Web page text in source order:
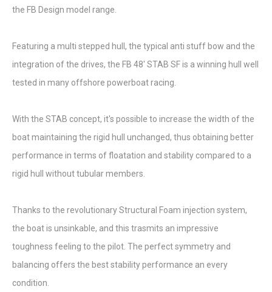
the FB Design model range.
Featuring a multi stepped hull, the typical anti stuff bow and the
integration of the drives, the FB 48' STAB SF is a winning hull well
tested in many offshore powerboat racing.
With the STAB concept, it's possible to increase the width of the
boat maintaining the rigid hull unchanged, thus obtaining better
performance in terms of floatation and stability compared to a
rigid hull without tubular members.
Thanks to the revolutionary Structural Foam injection system,
the boat is unsinkable, and this trasmits an impressive
toughness feeling to the pilot. The perfect symmetry and
balancing offers the best stability performance an every
condition.